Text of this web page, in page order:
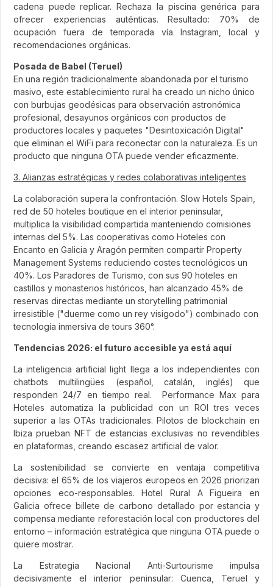
cadena puede replicar. Rechaza la piscina genérica para
ofrecer experiencias auténticas. Resultado: 70% de
ocupación fuera de temporada vía Instagram, local y
recomendaciones orgánicas.
Posada de Babel (Teruel)
En una región tradicionalmente abandonada por el turismo
masivo, este establecimiento rural ha creado un nicho único
con burbujas geodésicas para observación astronómica
profesional, desayunos orgánicos con productos de
productores locales y paquetes "Desintoxicación Digital"
que eliminan el WiFi para reconectar con la naturaleza. Es un
producto que ninguna OTA puede vender eficazmente.
3. Alianzas estratégicas y redes colaborativas inteligentes
La colaboración supera la confrontación. Slow Hotels Spain,
red de 50 hoteles boutique en el interior peninsular,
multiplica la visibilidad compartida manteniendo comisiones
internas del 5%. Las cooperativas como Hoteles con
Encanto en Galicia y Aragón permiten compartir Property
Management Systems reduciendo costes tecnológicos un
40%. Los Paradores de Turismo, con sus 90 hoteles en
castillos y monasterios históricos, han alcanzado 45% de
reservas directas mediante un storytelling patrimonial
irresistible ("duerme como un rey visigodo") combinado con
tecnología inmersiva de tours 360°.
Tendencias 2026: el futuro accesible ya está aquí
La inteligencia artificial light llega a los independientes con
chatbots multilingües (español, catalán, inglés) que
responden 24/7 en tiempo real. Performance Max para
Hoteles automatiza la publicidad con un ROI tres veces
superior a las OTAs tradicionales. Pilotos de blockchain en
Ibiza prueban NFT de estancias exclusivas no revendibles
en plataformas, creando escasez artificial de valor.
La sostenibilidad se convierte en ventaja competitiva
decisiva: el 65% de los viajeros europeos en 2026 priorizan
opciones eco-responsables. Hotel Rural A Figueira en
Galicia ofrece billete de carbono detallado por estancia y
compensa mediante reforestación local con productores del
entorno – información estratégica que ninguna OTA puede o
quiere mostrar.
La Estrategia Nacional Anti-Surtourisme impulsa
decisivamente el interior peninsular: Cuenca, Teruel y